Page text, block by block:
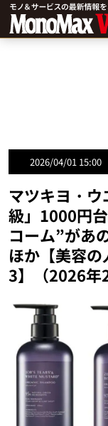
2026/04/01 15:00
マツキヨ・
級」1000円
コーム”があ
ほか【美容
3】（2026年2